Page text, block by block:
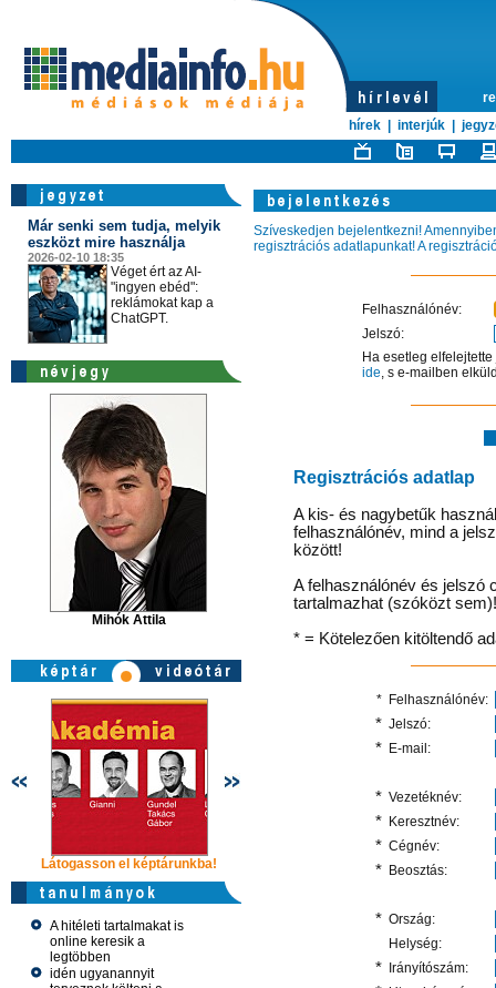
hírek
interjúk
Már senki sem tudja, melyik
eszközt mire használja
2026-02-10 18:35
Véget ért az AI-
"ingyen ebéd":
reklámokat kap a
ChatGPT.
Mihók Attila
Látogasson el képtárunkba! Látogasson el képtárunkba! Látogasson
A hitéleti tartalmakat is
online keresik a
legtöbben
idén ugyanannyit
Szíveskedjen bejelentkezni!
regisztrációs adatlapunkat! A
Felhasználónév:
Jelszó:
Ha esetleg
ide, s e-mailben
Regisztrációs adatlap
A kis- és nagybetűk
felhasználónév, mind a
között!
A felhasználónév és jelszó
tartalmazhat (szóközt sem)!
* = Kötelezően kitöltendő
* Felhasználónév:
* Jelszó:
* E-mail:
* Vezetéknév:
* Keresztnév:
* Cégnév:
* Beosztás:
* Ország:
Helység:
* Irányítószám: